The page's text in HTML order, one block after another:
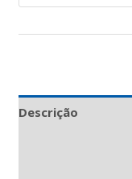
Descrição